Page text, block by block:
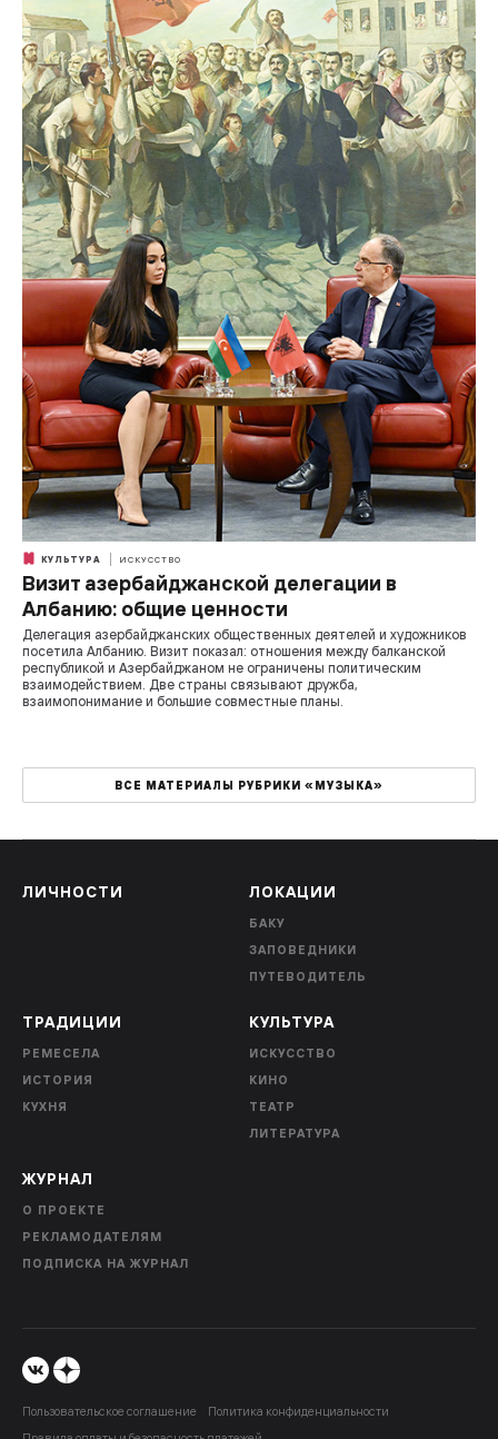
КУЛЬТУРА ИСКУССТВО
Визит азербайджанской делегации в
Албанию: общие ценности
Делегация азербайджанских общественных деятелей и художников
посетила Албанию. Визит показал: отношения между балканской
республикой и Азербайджаном не ограничены политическим
взаимодействием. Две страны связывают дружба,
взаимопонимание и большие совместные планы.
ВСЕ МАТЕРИАЛЫ РУБРИКИ «МУЗЫКА»
ЛИЧНОСТИ ЛОКАЦИИ
БАКУ
ЗАПОВЕДНИКИ
ПУТЕВОДИТЕЛЬ
ТРАДИЦИИ
РЕМЕСЕЛА
ИСТОРИЯ
КУХНЯ
КУЛЬТУРА
ИСКУССТВО
КИНО
ТЕАТР
ЛИТЕРАТУРА
ЖУРНАЛ
О ПРОЕКТЕ
РЕКЛАМОДАТЕЛЯМ
ПОДПИСКА НА ЖУРНАЛ
Пользовательское соглашение
Политика конфиденциальности